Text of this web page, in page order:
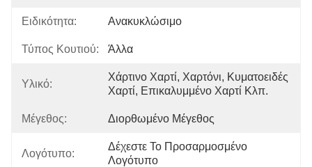
Ειδικότητα: Ανακυκλώσιμο
Τύπος Κουτιού: Άλλα
Υλικό:
Χάρτινο Χαρτί, Χαρτόνι, Κυματοειδές
Χαρτί, Επικαλυμμένο Χαρτί Κλπ.
Μέγεθος: Διορθωμένο Μέγεθος
Λογότυπο:
Δέχεστε Το Προσαρμοσμένο
Λογότυπο